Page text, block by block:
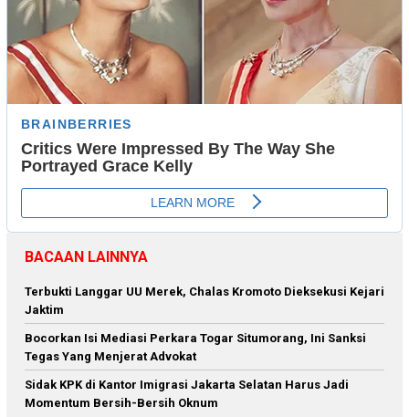
BACAAN LAINNYA
Terbukti Langgar UU Merek, Chalas Kromoto Dieksekusi Kejari
Jaktim
Bocorkan Isi Mediasi Perkara Togar Situmorang, Ini Sanksi
Tegas Yang Menjerat Advokat
Sidak KPK di Kantor Imigrasi Jakarta Selatan Harus Jadi
Momentum Bersih-Bersih Oknum